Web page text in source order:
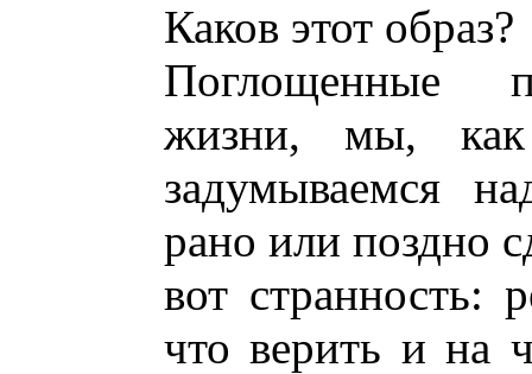
Каков этот образ?
Поглощенные
жизни, мы, как
задумываемся
рано или поздно
вот странность:
что верить и на